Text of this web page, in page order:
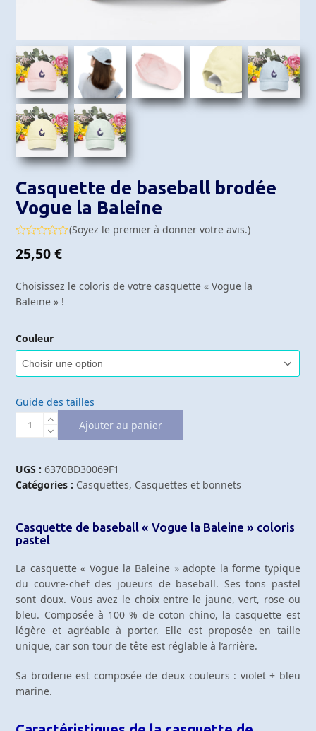
Casquette de baseball brodée
Vogue la Baleine
0
sur
(Soyez le premier à donner votre avis.)
25,50€
Choisissez le coloris de votre casquette « Vogue la
Baleine » !
Couleur
Guide des tailles
quantité
de
de
baseball
la
Baleine
Ajouter au panier
UGS : 6370BD30069F1
Catégories : Casquettes, Casquettes et bonnets
Casquette de baseball « Vogue la Baleine » coloris
pastel
La casquette « Vogue la Baleine » adopte la forme typique
du couvre-chef des joueurs de baseball. Ses tons pastel
sont doux. Vous avez le choix entre le jaune, vert, rose ou
bleu. Composée à 100 % de coton chino, la casquette est
légère et agréable à porter. Elle est proposée en taille
unique, car son tour de tête est réglable à l’arrière.
Sa broderie est composée de deux couleurs : violet + bleu
marine.